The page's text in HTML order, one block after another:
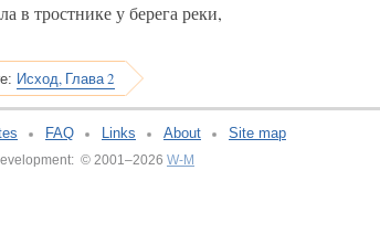
в тростнике у берега реки,
Исход, Глава 2
FAQ Links About Site map
© 2001–2026 W-M